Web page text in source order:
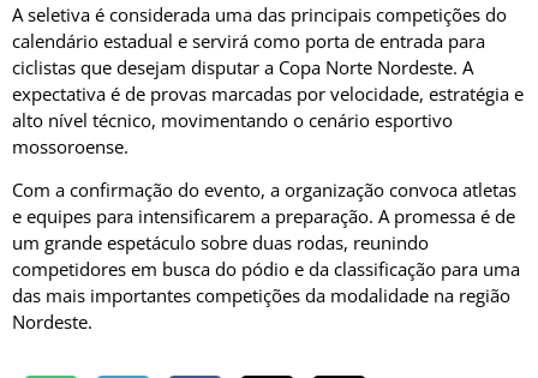
A seletiva é considerada uma das principais competições do
calendário estadual e servirá como porta de entrada para
ciclistas que desejam disputar a Copa Norte Nordeste. A
expectativa é de provas marcadas por velocidade, estratégia e
alto nível técnico, movimentando o cenário esportivo
mossoroense.
Com a confirmação do evento, a organização convoca atletas
e equipes para intensificarem a preparação. A promessa é de
um grande espetáculo sobre duas rodas, reunindo
competidores em busca do pódio e da classificação para uma
das mais importantes competições da modalidade na região
Nordeste.